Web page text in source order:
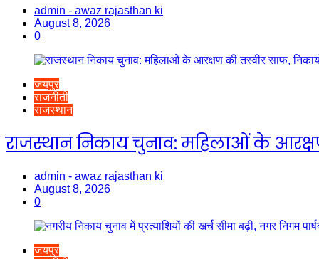
admin - awaz rajasthan ki
August 8, 2026
0
जयपुर
राजनीती
राजस्थान
राजस्थान निकाय चुनाव: महिलाओं के
admin - awaz rajasthan ki
August 8, 2026
0
जयपुर